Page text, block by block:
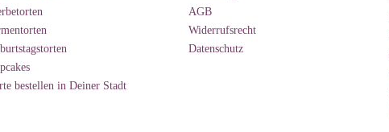
bestellen in Deiner Stadt
AGB
Widerrufsrecht
Datenschutz